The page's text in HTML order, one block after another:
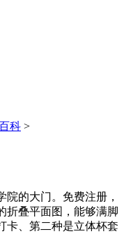
科 >
的大门。免费注册，
折叠平面图，能够满脚
卡、第二种是立体杯套